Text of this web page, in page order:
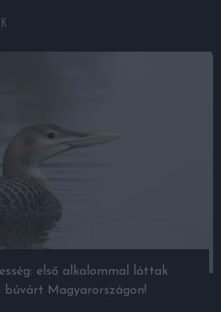
első alkalommal láttak
búvárt Magyarországon!